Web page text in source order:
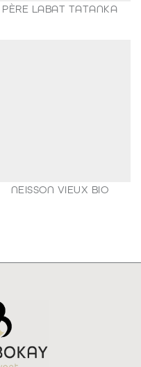
PÈRE LABAT TATANKA
NEISSON VIEUX BIO